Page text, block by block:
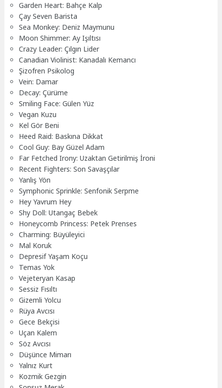
Garden Heart: Bahçe Kalp
Çay Seven Barista
Sea Monkey: Deniz Maymunu
Moon Shimmer: Ay Işıltısı
Crazy Leader: Çılgın Lider
Canadian Violinist: Kanadalı Kemancı
Şizofren Psikolog
Vein: Damar
Decay: Çürüme
Smiling Face: Gülen Yüz
Vegan Kuzu
Kel Gör Beni
Heed Raid: Baskına Dikkat
Cool Guy: Bay Güzel Adam
Far Fetched Irony: Uzaktan Getirilmiş İroni
Recent Fighters: Son Savaşçılar
Yanlış Yön
Symphonic Sprinkle: Senfonik Serpme
Hey Yavrum Hey
Shy Doll: Utangaç Bebek
Honeycomb Princess: Petek Prenses
Charming: Büyüleyici
Mal Koruk
Depresif Yaşam Koçu
Temas Yok
Vejeteryan Kasap
Sessiz Fısıltı
Gizemli Yolcu
Rüya Avcısı
Gece Bekçisi
Uçan Kalem
Söz Avcısı
Düşünce Mimarı
Yalnız Kurt
Kozmik Gezgin